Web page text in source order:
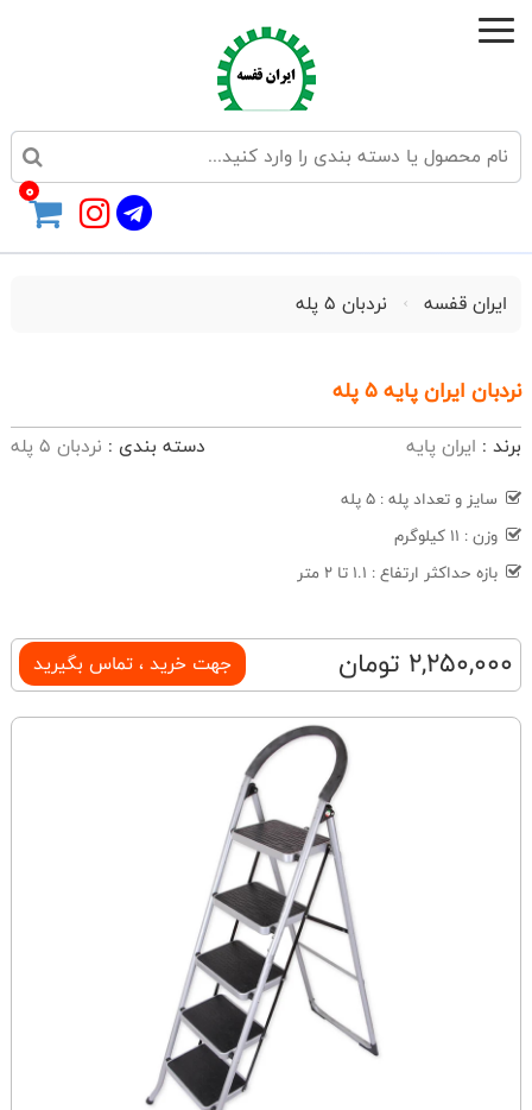
0
ایران قفسه نردبان 5 پله
نردبان ایران پایه 5 پله
برند : ایران پایه دسته بندی : نردبان 5 پله
سایز و تعداد پله : 5 پله
وزن : 11 کیلوگرم
بازه‌ حداکثر ارتفاع : 1.1 تا 2 متر
2,250,000 تومان جهت خرید ، تماس بگیرید